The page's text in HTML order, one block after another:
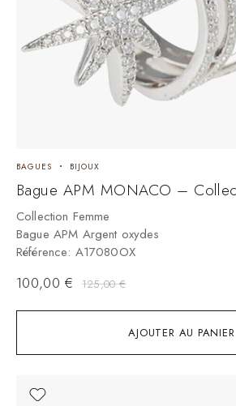
AJOUTER AU PANIER
BAGUES BIJOUX
Bague APM MONACO –
Collection Femme
Bague APM Argent oxydes
Référence: A17080OX
125,00€
100,00 €